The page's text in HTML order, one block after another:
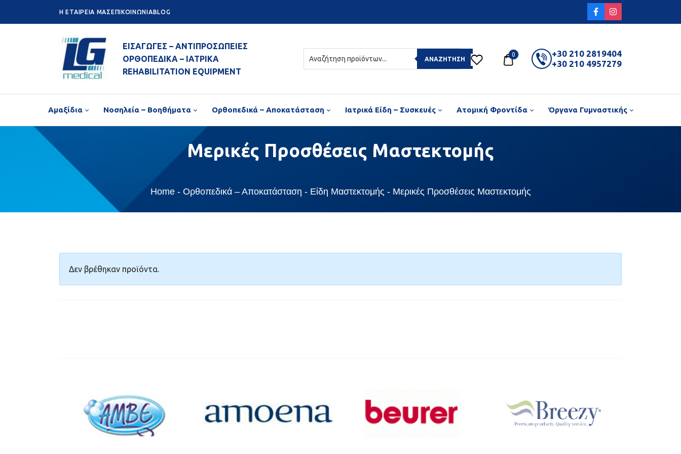
H ETAIPEIA ΜΑΣΕΠΙΚΟΙΝΩΝΙΑBLOG
ΕΙΣΑΓΩΓΕΣ – ΑΝΤΙΠΡΟΣΩΠΕΙΕΣ
ΟΡΘΟΠΕΔΙΚΑ – ΙΑΤΡΙΚΑ
REHABILITATION EQUIPMENT
ΑΝΑΖΉΤΗΣΗ
0
+30 210 2819404
+30 210 4957279
Αμαξίδια Νοσηλεία – Βοηθήματα Ορθοπεδικά – Αποκατάσταση Ιατρικά Είδη – Συσκευές Ατομική Φροντίδα Όργανα Γυμναστικής
Μερικές Προσθέσεις Μαστεκτομής
Home Ορθοπεδικά – Αποκατάσταση Είδη Μαστεκτομής Μερικές Προσθέσεις Μαστεκτομής
Δεν βρέθηκαν προϊόντα.